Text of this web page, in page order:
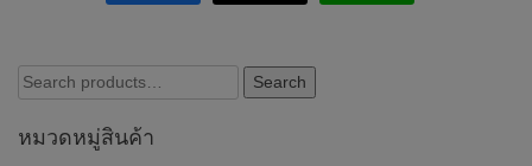
Search
for:
Search
หมวดหมู่สินค้า